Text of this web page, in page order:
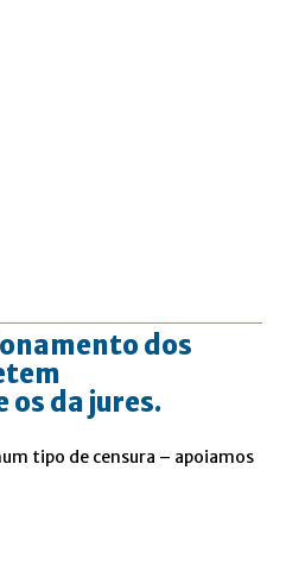
dos
os da jures.
tipo de censura – apoiamos